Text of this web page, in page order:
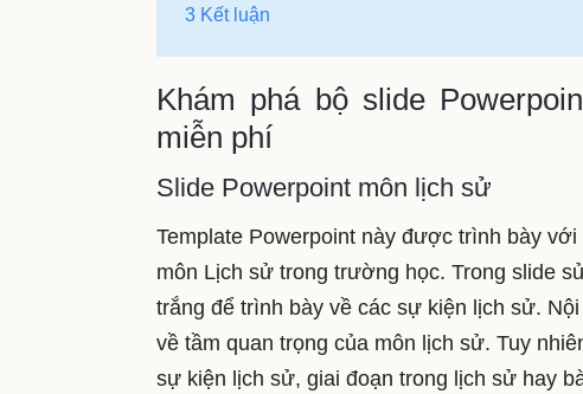
3 Kết luận
Khám phá bộ slide
miễn phí
Slide Powerpoint môn lịch sử
Template Powerpoint này được trình bày
môn Lịch sử trong trường học. Trong slide
trắng để trình bày về các sự kiện lịch sử.
về tầm quan trọng của môn lịch sử. Tuy
sự kiện lịch sử, giai đoạn trong lịch sử hay